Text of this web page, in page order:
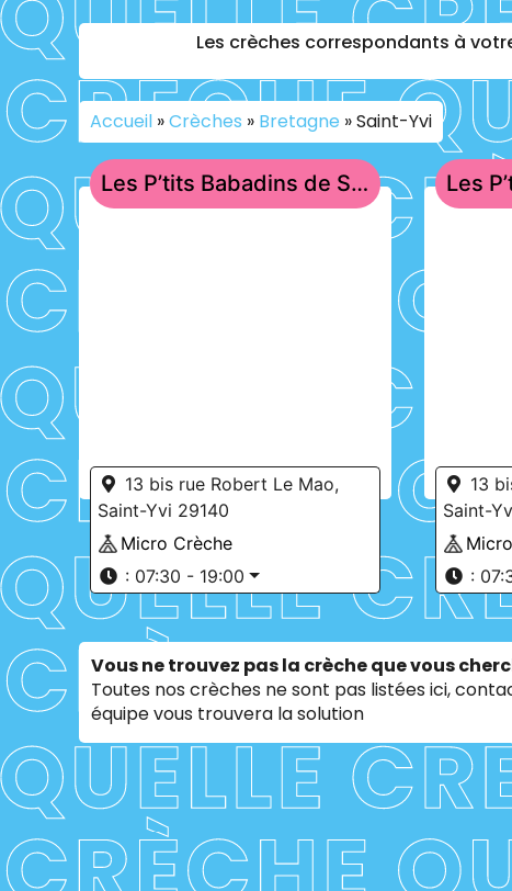
Les crèches correspondants à
Accueil »Crèches » Bretagne »Saint-Yvi
Les P’tits Babadins de Saint-Yvi
13 bis rue Robert Le Mao,
Saint-Yvi 29140
Micro Crèche
: 07:30 - 19:00
13
Saint-
:
Vous ne trouvez pas la crèche que vous
Toutes nos crèches ne sont pas listées ici,
équipe vous trouvera la solution